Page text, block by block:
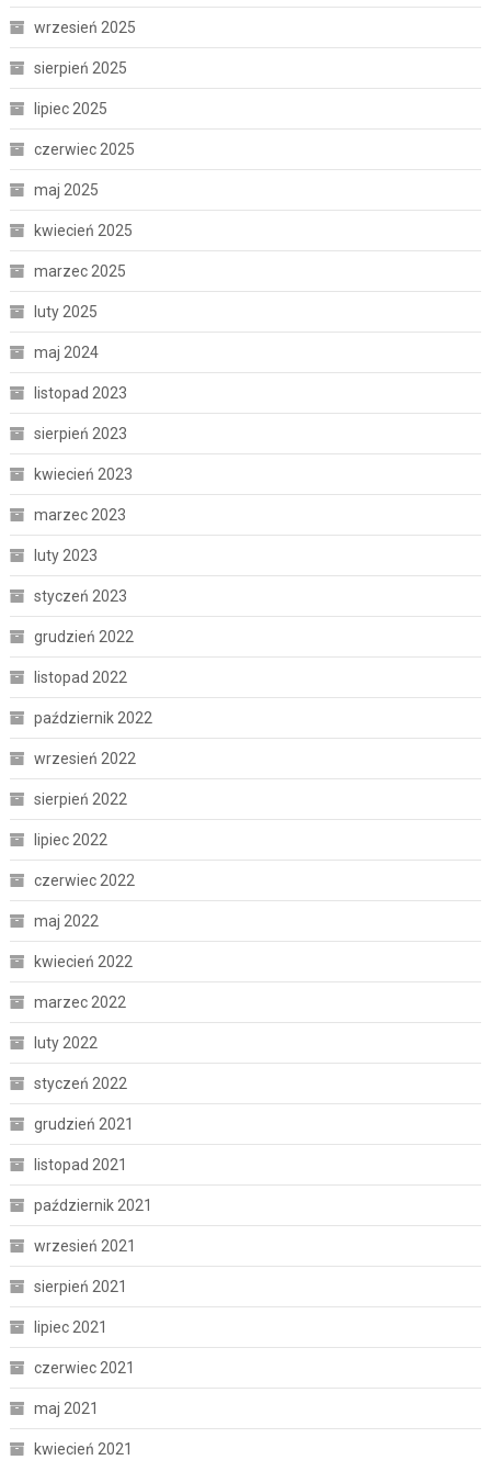
wrzesień 2025
sierpień 2025
lipiec 2025
czerwiec 2025
maj 2025
kwiecień 2025
marzec 2025
luty 2025
maj 2024
listopad 2023
sierpień 2023
kwiecień 2023
marzec 2023
luty 2023
styczeń 2023
grudzień 2022
listopad 2022
październik 2022
wrzesień 2022
sierpień 2022
lipiec 2022
czerwiec 2022
maj 2022
kwiecień 2022
marzec 2022
luty 2022
styczeń 2022
grudzień 2021
listopad 2021
październik 2021
wrzesień 2021
sierpień 2021
lipiec 2021
czerwiec 2021
maj 2021
kwiecień 2021